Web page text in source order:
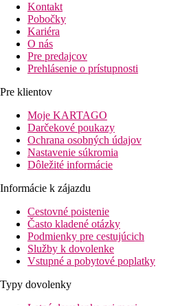
Kontakt
Pobočky
Kariéra
O nás
Pre predajcov
Prehlásenie o prístupnosti
Pre klientov
Moje KARTAGO
Darčekové poukazy
Ochrana osobných údajov
Nastavenie súkromia
Dôležité informácie
Informácie k zájazdu
Cestovné poistenie
Často kladené otázky
Podmienky pre cestujúcich
Služby k dovolenke
Vstupné a pobytové poplatky
Typy dovolenky